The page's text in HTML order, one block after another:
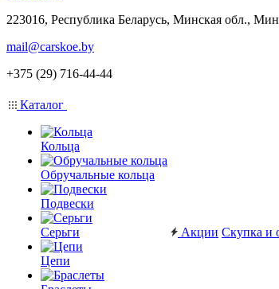
223016, Республика Беларусь, Минская обл.,
mail@carskoe.by
+375 (29) 716-44-44
Каталог
Кольца
Обручальные кольца
Подвески
Серьги
Цепи
Акции Скупка и